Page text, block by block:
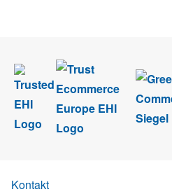
Kontakt